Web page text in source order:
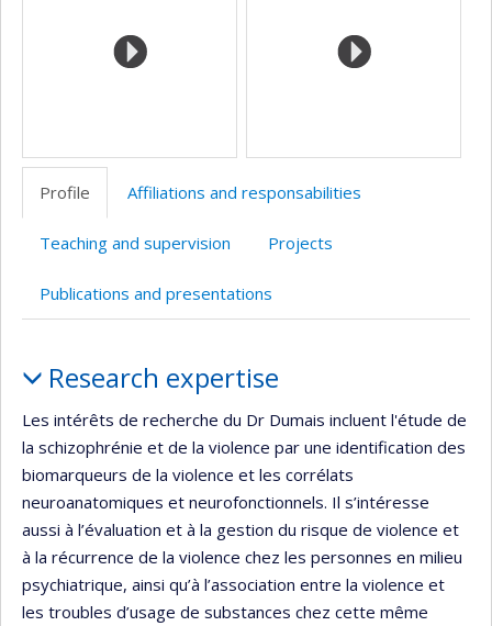
recherche
Profile Affiliations and responsabilities
Teaching and supervision Projects
Publications and presentations
Research expertise
Les intérêts de recherche du Dr Dumais incluent l'étude de
la schizophrénie et de la violence par une identification des
biomarqueurs de la violence et les corrélats
neuroanatomiques et neurofonctionnels. Il s’intéresse
aussi à l’évaluation et à la gestion du risque de violence et
à la récurrence de la violence chez les personnes en milieu
psychiatrique, ainsi qu’à l’association entre la violence et
les troubles d’usage de substances chez cette même